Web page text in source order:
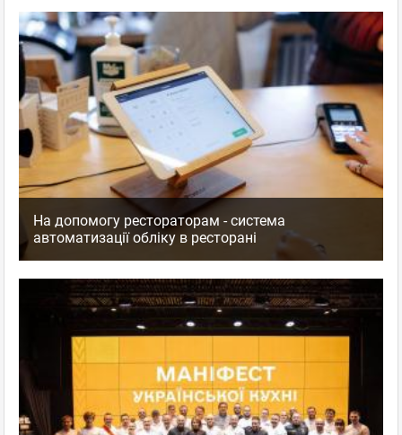
На допомогу рестораторам - система
автоматизації обліку в ресторані